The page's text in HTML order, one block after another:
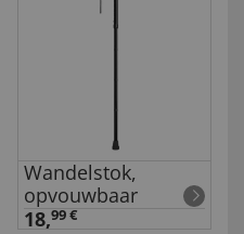
Wandelstok,
opvouwbaar
18,99 €